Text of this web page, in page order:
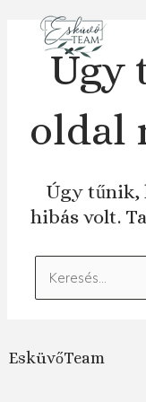
tartalomraÚgy
oldal
Úgy tűnik,
hibás volt.
Keresés:
EsküvőTeam